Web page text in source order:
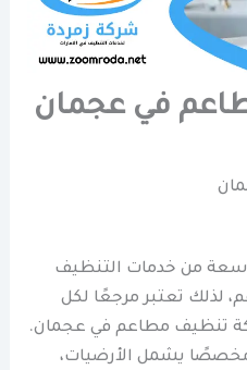
في عجمان
من خدمات التنظيف
لذلك تعتبر مرجعًا لكل
تنظيف مطاعم في عجمان.
مخصصًا يشمل الأرضيات،